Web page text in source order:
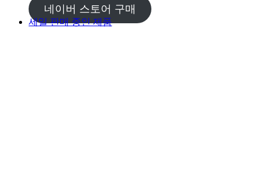
네이버 스토어 구매
세일 판매 중인 제품